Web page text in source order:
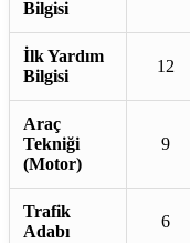
Bilgisi
İlk Yardım
Bilgisi
12
Araç
Tekniği
(Motor)
9
Trafik
Adabı
6